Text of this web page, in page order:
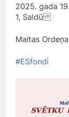
2025. gada
1, Saldū
Maltas
#ESfondi